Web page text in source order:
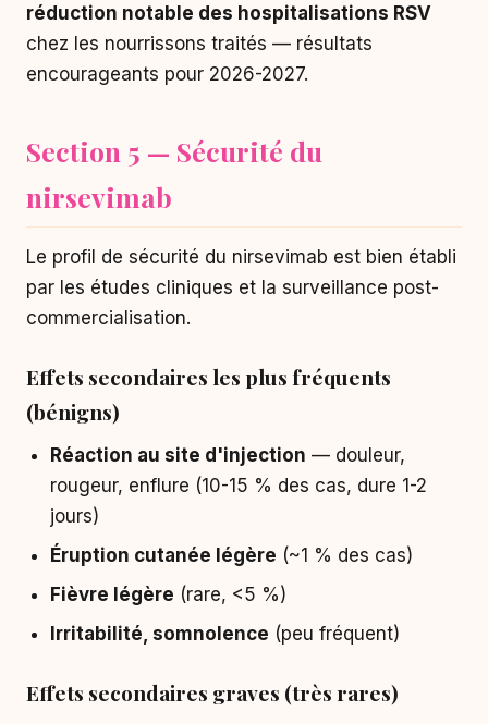
réduction notable des hospitalisations RSV
chez les nourrissons traités — résultats
encourageants pour 2026-2027.
Section 5 — Sécurité du
nirsevimab
Le profil de sécurité du nirsevimab est bien établi
par les études cliniques et la surveillance post-
commercialisation.
Effets secondaires les plus fréquents
(bénigns)
Réaction au site d'injection — douleur,
rougeur, enflure (10-15 % des cas, dure 1-2
jours)
Éruption cutanée légère (~1 % des cas)
Fièvre légère (rare, <5 %)
Irritabilité, somnolence (peu fréquent)
Effets secondaires graves (très rares)